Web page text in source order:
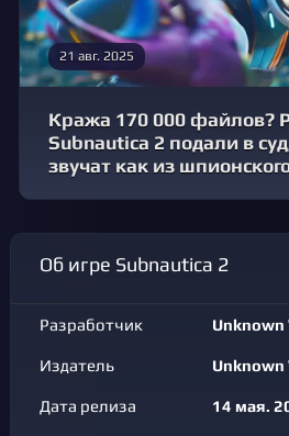
21 авг. 2025
Кража 170 000 файлов?
Subnautica 2 подали в
звучат как из
Об игре Subnautica 2
Разработчик Unknown
Издатель Unknown
Дата релиза 14 мая.